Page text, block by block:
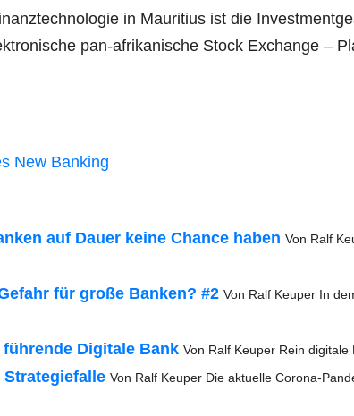
in Mau­ri­ti­us ist die
pan-afri­ka­ni­sche Stock Exch­an­ge –
New Banking
auf Dau­er kei­ne Chan­ce haben Von Ralf
für gro­ße Ban­ken? #2 Von Ralf Keu­per In
Digi­ta­le Bank Von Ralf Keu­per Rein
Von Ralf Keu­per Die aktu­el­le Coro­­na-